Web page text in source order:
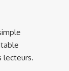
lecteurs.